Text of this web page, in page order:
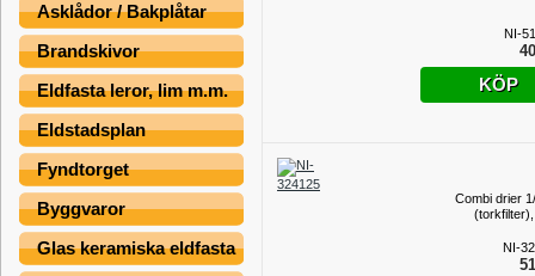
Asklådor / Bakplåtar
Brandskivor
Eldfasta leror, lim m.m.
Eldstadsplan
Fyndtorget
Byggvaror
Glas keramiska eldfasta
NI-
KÖP
Combi drier
NI-